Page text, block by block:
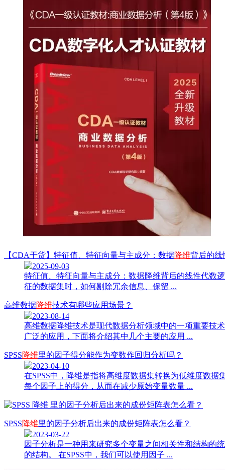
【CDA干货】特征值、特征向量与主成分：数据降维背后的线
2025-09-03
特征值、特征向量与主成分：数据降维背后的线性代数
征的数据集时，如何剔除冗余信息、保留 ...
高维数据降维技术有哪些应用场景？
2023-08-14
高维数据降维技术是现代数据分析领域中的一项重要技
广泛的应用，下面将介绍其中几个主要的应用 ...
SPSS降维里的因子得分能作为变数作回归分析吗？
2023-04-10
在SPSS中，降维是指将高维度数据集转换为低维度数
每个因子上的得分，从而在减少原始变量数量 ...
SPSS降维里的因子分析后出来的成份矩阵表怎么看？
2023-03-22
因子分析是一种用来研究多个变量之间相关性和结构的
的结构。 在SPSS中，我们可以使用因子 ...